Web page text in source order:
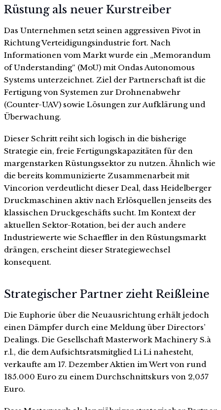
Rüstung als neuer Kurstreiber
Das Unternehmen setzt seinen aggressiven Pivot in
Richtung Verteidigungsindustrie fort. Nach
Informationen vom Markt wurde ein „Memorandum
of Understanding“ (MoU) mit Ondas Autonomous
Systems unterzeichnet. Ziel der Partnerschaft ist die
Fertigung von Systemen zur Drohnenabwehr
(Counter-UAV) sowie Lösungen zur Aufklärung und
Überwachung.
Dieser Schritt reiht sich logisch in die bisherige
Strategie ein, freie Fertigungskapazitäten für den
margenstarken Rüstungssektor zu nutzen. Ähnlich wie
die bereits kommunizierte Zusammenarbeit mit
Vincorion verdeutlicht dieser Deal, dass Heidelberger
Druckmaschinen aktiv nach Erlösquellen jenseits des
klassischen Druckgeschäfts sucht. Im Kontext der
aktuellen Sektor-Rotation, bei der auch andere
Industriewerte wie Schaeffler in den Rüstungsmarkt
drängen, erscheint dieser Strategiewechsel
konsequent.
Strategischer Partner zieht Reißleine
Die Euphorie über die Neuausrichtung erhält jedoch
einen Dämpfer durch eine Meldung über Directors’
Dealings. Die Gesellschaft Masterwork Machinery S.à
r.l., die dem Aufsichtsratsmitglied Li Li nahesteht,
verkaufte am 17. Dezember Aktien im Wert von rund
185.000 Euro zu einem Durchschnittskurs von 2,057
Euro.